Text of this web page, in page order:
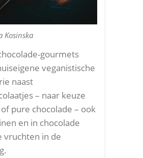
Kosinska
gourmets
veganistische
naast
– naar keuze
pure chocolade – ook
en in chocolade
vruchten in de